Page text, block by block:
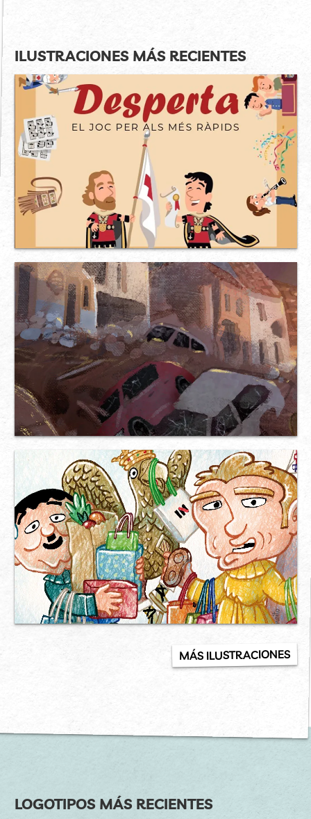
ILUSTRACIONES MÁS RECIENTES
MÁS ILUSTRACIONES
LOGOTIPOS MÁS RECIENTES